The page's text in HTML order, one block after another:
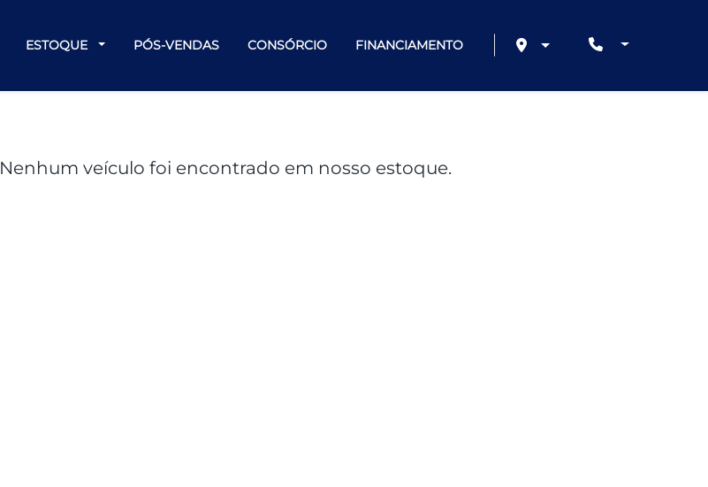
ESTOQUE PÓS-VENDAS CONSÓRCIO FINANCIAMENTO
Nenhum veículo foi encontrado em nosso estoque.